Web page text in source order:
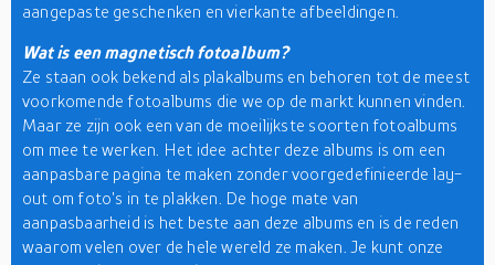
aangepaste geschenken en vierkante afbeeldingen.
Wat is een magnetisch fotoalbum?
Ze staan ook bekend als plakalbums en behoren tot de meest
voorkomende fotoalbums die we op de markt kunnen vinden.
Maar ze zijn ook een van de moeilijkste soorten fotoalbums
om mee te werken. Het idee achter deze albums is om een
aanpasbare pagina te maken zonder voorgedefinieerde lay-
out om foto's in te plakken. De hoge mate van
aanpasbaarheid is het beste aan deze albums en is de reden
waarom velen over de hele wereld ze maken. Je kunt onze